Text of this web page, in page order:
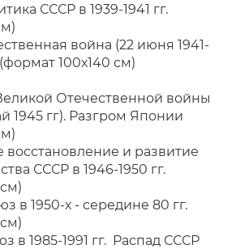
СССР в 1939-1941 гг.
см)
война (22 июня 1941-
гг.) (формат 100х140 см)
Отечественной войны
1945 гг). Разгром Японии
см)
восстановление и развитие
СССР в 1946-1950 гг.
см)
в 1950-х - середине 80 гг.
в 1985-1991 гг. Распад СССР